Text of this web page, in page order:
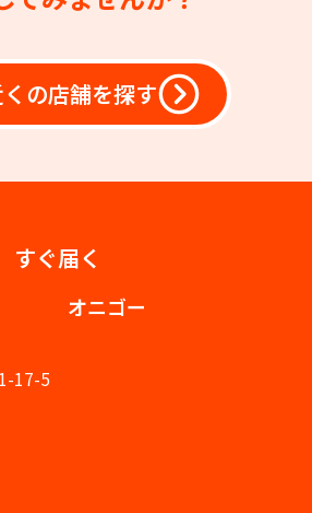
の店舗を探す
すぐ届く
オニゴー
17-5